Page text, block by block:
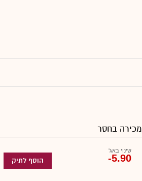
מכירה בחסר
שינוי באג'
-5.90 הוסף לתיק